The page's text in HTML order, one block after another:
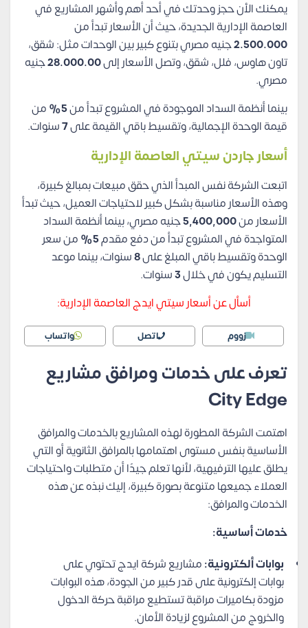
يمكنك الأن حجز وحدتك في أحد أهم وأشهر المشاريع في
العاصمة الإدارية الجديدة، حيث أن الأسعار تبدأ من
2.500.000جنيه مصري بتنوع كبير بين الوحدات مثل: شقق،
تاون هاوس، فلل، شقق، وتصل الأسعار إلى28.000.00جنيه
مصري.
بينما أنظمة السداد الموجودة في المشروع تبدأ من
من
قيمة الوحدة الإجمالية، وتقسيط باقي القيمة على7سنوات.
أسعار جاردن سيتي العاصمة الإدارية
اتبعت الشركة نفس المبدأ الذي حقق مبيعات بمبالغ كبيرة،
وهذه الأسعار مناسبة بشكل كبير لاحتياجات العميل، حيث تبدأ
الأسعار من5,400,000جنيه مصري، بينما أنظمة السداد
المتواجدة في المشروع تبدأ من دفع مقدم5%
من سعر
الوحدة وتقسيط باقي المبلغ على8سنوات، بينما موعد
التسليم يكون في خلال3سنوات.
أسأل عن أسعار سيتي ايدج العاصمة الإدارية:
زووم اتصل واتساب
تعرف على خدمات ومرافق مشاريع
City Edge
اهتمت الشركة المطورة لهذه المشاريع بالخدمات والمرافق
الأساسية بنفس مستوى اهتمامها بالمرافق الثانوية أو التي
يطلق عليها الترفيهية، لأنها تعلم جيدًا أن متطلبات واحتياجات
العملاء جميعها متنوعة بصورة كبيرة، إليك نبذه عن هذه
الخدمات والمرافق:
خدمات أساسية:
بوابات ألكترونية:مشاريع شركة ايدج تحتوي على
بوابات إلكترونية على قدر كبير من الجودة، هذه البوابات
مزودة بكاميرات مراقبة تستطيع مراقبة حركة الدخول
والخروج من المشروع لزيادة الأمان.